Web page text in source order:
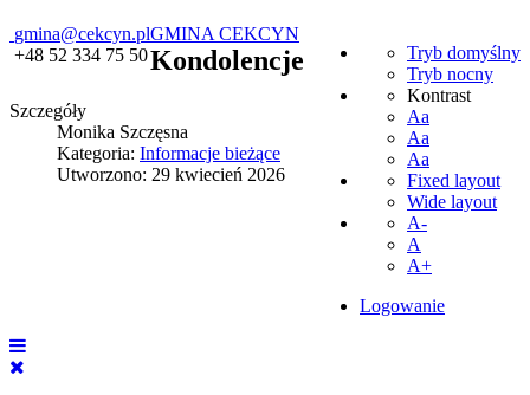
gmina@cekcyn.pl
+48 52 334 75 50
Tryb domyślny
Tryb nocny
Kontrast
Aa
Aa
Aa
Fixed layout
Wide layout
A-
A
A+
Logowanie
GMINA CEKCYN
Kondolencje
Szczegóły
Monika Szczęsna
Kategoria: Informacje bieżące
Utworzono: 29 kwiecień 2026